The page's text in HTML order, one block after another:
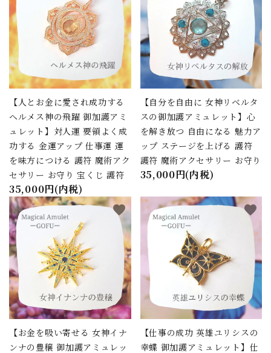
【人とお金に愛され成功する
ヘルメス神の飛躍 御加護アミ
ュレット】対人運 要領よく成
功する 金運アップ 仕事運 運
を味方につける 護符 魔術アク
セサリー お守り 宝くじ 護符
35,000円(内税)
【自分を自由に 女神リベルタ
スの御加護アミュレット】心
を解き放つ 自由になる 魅力ア
ップ ステージを上げる 護符
護符 魔術アクセサリー お守り
35,000円(内税)
【お金を吸い寄せる 女神イナ
ンナの豊穣 御加護アミュレッ
favorite
【仕事の成功 英雄ユリシスの
幸蝶 御加護アミュレット】仕
favorite
close